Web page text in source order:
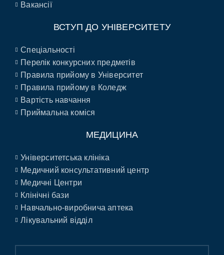
Вакансії
ВСТУП ДО УНІВЕРСИТЕТУ
Спеціальності
Перелік конкурсних предметів
Правила прийому в Університет
Правила прийому в Коледж
Вартість навчання
Приймальна коміся
МЕДИЦИНА
Університетська клініка
Медичний консультативний центр
Медичні Центри
Клінічні бази
Навчально-виробнича аптека
Лікувальний відділ